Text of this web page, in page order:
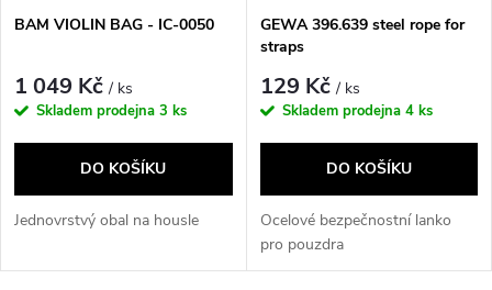
BAM VIOLIN BAG - IC-0050
1 049 Kč/ ks
Skladem prodejna 3 ks
DO KOŠÍKU
Jednovrstvý obal na housle
GEWA 396.639 steel rope for
straps
129 Kč/ ks
Skladem prodejna 4 ks
DO KOŠÍKU
Ocelové bezpečnostní lanko
pro pouzdra